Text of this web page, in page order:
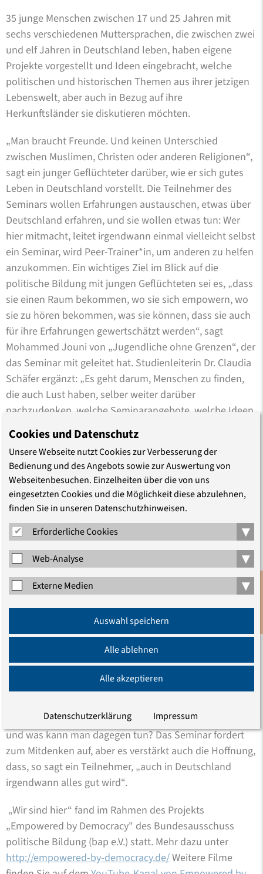
35 junge Menschen zwischen 17 und 25 Jahren mit
sechs verschiedenen Muttersprachen, die zwischen zwei
und elf Jahren in Deutschland leben, haben eigene
Projekte vorgestellt und Ideen eingebracht, welche
politischen und historischen Themen aus ihrer jetzigen
Lebenswelt, aber auch in Bezug auf ihre
Herkunftsländer sie diskutieren möchten.
„Man braucht Freunde. Und keinen Unterschied
zwischen Muslimen, Christen oder anderen Religionen“,
sagt ein junger Geflüchteter darüber, wie er sich gutes
Leben in Deutschland vorstellt. Die Teilnehmer des
Seminars wollen Erfahrungen austauschen, etwas über
Deutschland erfahren, und sie wollen etwas tun: Wer
hier mitmacht, leitet irgendwann einmal vielleicht selbst
ein Seminar, wird Peer-Trainer*in, um anderen zu helfen
anzukommen. Ein wichtiges Ziel im Blick auf die
politische Bildung mit jungen Geflüchteten sei es, „dass
sie einen Raum bekommen, wo sie sich empowern, wo
sie zu hören bekommen, was sie können, dass sie auch
für ihre Erfahrungen gewertschätzt werden“, sagt
Mohammed Jouni von „Jugendliche ohne Grenzen“, der
das Seminar mit geleitet hat. Studienleiterin Dr. Claudia
Schäfer ergänzt: „Es geht darum, Menschen zu finden,
die auch Lust haben, selber weiter darüber
nachzudenken, welche Seminarangebote, welche Ideen,
welche Aktivitäten für andere Geflüchtete hier in
Deutschland interessant sein könnten.“
In diesem ersten Schritt sei es ihr in allererster Linie
darum gegangen, zuzuhören und zu verstehen, was
junge Menschen mit Fluchterfahrung bewegt und
die Studienleiterin nach der Veranstaltung. „Dafür haben
wir viele verschiedene inhaltliche und methodische
Impulse aus der historisch-politischen Bildung, der
Antidiskriminierungsarbeit, der Körperarbeit und vieles
mehr gesetzt. Das Interesse und die eigenen
weiterführenden Ideen für die Arbeit im Projekt haben
unsere Erwartungen weit übertroffen.“
„Wir sind hier“ ist ein Anfang mit Singen, Rollenspielen
und vielen Diskussionen. Was sind Kategorien von
Diskriminierung? Ist die verstärkte Polizeikontrolle
Sicherheitsmaßnahme? Wie entsteht Diskriminierung
und was kann man dagegen tun? Das Seminar fordert
zum Mitdenken auf, aber es verstärkt auch die Hoffnung,
dass, so sagt ein Teilnehmer, „auch in Deutschland
irgendwann alles gut wird“.
„Wir sind hier“ fand im Rahmen des Projekts
„Empowered by Democracy" des Bundesausschuss
politische Bildung (bap e.V.) statt. Mehr dazu unter
http://empowered-by-democracy.de/Weitere Filme
Anmeldung
Cookies und Datenschutz
Unsere Webseite nutzt Cookies zur Verbesserung der
Bedienung und des Angebots sowie zur Auswertung von
Webseitenbesuchen. Einzelheiten über die von uns
eingesetzten Cookies und die Möglichkeit diese abzulehnen,
finden Sie in unseren Datenschutzhinweisen.
Erforderliche Cookies
▾
Web-Analyse ▾
Externe Medien ▾
Auswahl speichern
Alle ablehnen
Alle akzeptieren
Datenschutzerklärung Impressum